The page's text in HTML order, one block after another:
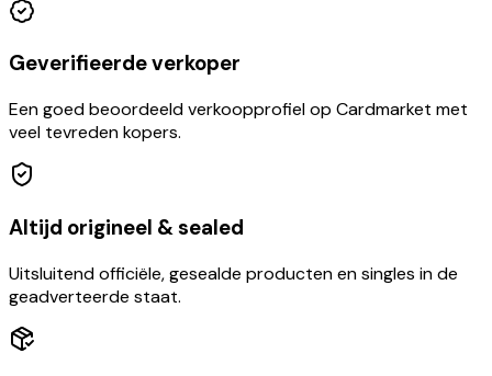
Geverifieerde verkoper
Een goed beoordeeld verkoopprofiel op Cardmarket met
veel tevreden kopers.
Altijd origineel & sealed
Uitsluitend officiële, gesealde producten en singles in de
geadverteerde staat.